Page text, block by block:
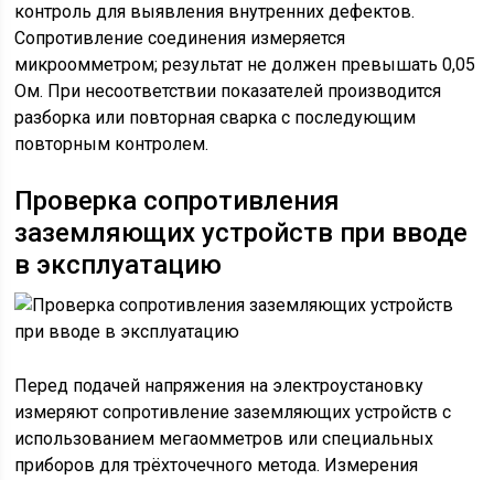
контроль для выявления внутренних дефектов.
Сопротивление соединения измеряется
микроомметром; результат не должен превышать 0,05
Ом. При несоответствии показателей производится
разборка или повторная сварка с последующим
повторным контролем.
Проверка сопротивления
заземляющих устройств при вводе
в эксплуатацию
Перед подачей напряжения на электроустановку
измеряют сопротивление заземляющих устройств с
использованием мегаомметров или специальных
приборов для трёхточечного метода. Измерения